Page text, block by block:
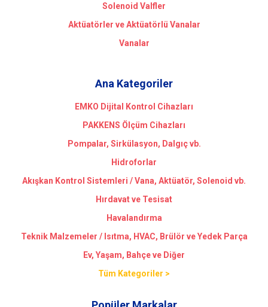
Solenoid Valfler
Aktüatörler ve Aktüatörlü Vanalar
Vanalar
Ana Kategoriler
EMKO Dijital Kontrol Cihazları
PAKKENS Ölçüm Cihazları
Pompalar, Sirkülasyon, Dalgıç vb.
Hidroforlar
Akışkan Kontrol Sistemleri / Vana, Aktüatör, Solenoid vb.
Hırdavat ve Tesisat
Havalandırma
Teknik Malzemeler / Isıtma, HVAC, Brülör ve Yedek Parça
Ev, Yaşam, Bahçe ve Diğer
Tüm Kategoriler >